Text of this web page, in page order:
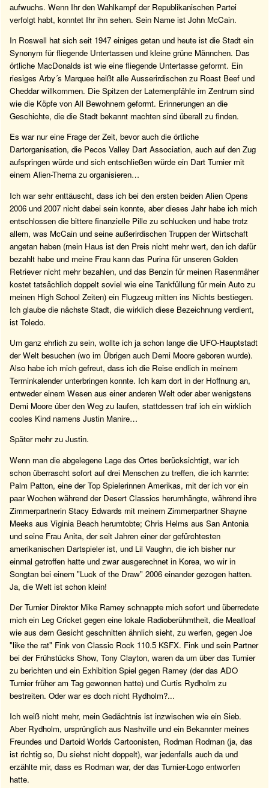
aufwuchs. Wenn Ihr den Wahlkampf der Republikanischen Partei
verfolgt habt, konntet Ihr ihn sehen. Sein Name ist John McCain.
In Roswell hat sich seit 1947 einiges getan und heute ist die Stadt ein
Synonym für fliegende Untertassen und kleine grüne Männchen. Das
örtliche MacDonalds ist wie eine fliegende Untertasse geformt. Ein
riesiges Arby´s Marquee heißt alle Ausserirdischen zu Roast Beef und
Cheddar willkommen. Die Spitzen der Laternenpfähle im Zentrum sind
wie die Köpfe von All Bewohnern geformt. Erinnerungen an die
Geschichte, die die Stadt bekannt machten sind überall zu finden.
Es war nur eine Frage der Zeit, bevor auch die örtliche
Dartorganisation, die Pecos Valley Dart Association, auch auf den Zug
aufspringen würde und sich entschließen würde ein Dart Turnier mit
einem Alien-Thema zu organisieren…
Ich war sehr enttäuscht, dass ich bei den ersten beiden Alien Opens
2006 und 2007 nicht dabei sein konnte, aber dieses Jahr habe ich mich
entschlossen die bittere finanzielle Pille zu schlucken und habe trotz
allem, was McCain und seine außerirdischen Truppen der Wirtschaft
angetan haben (mein Haus ist den Preis nicht mehr wert, den ich dafür
bezahlt habe und meine Frau kann das Purina für unseren Golden
Retriever nicht mehr bezahlen, und das Benzin für meinen Rasenmäher
kostet tatsächlich doppelt soviel wie eine Tankfüllung für mein Auto zu
meinen High School Zeiten) ein Flugzeug mitten ins Nichts bestiegen.
Ich glaube die nächste Stadt, die wirklich diese Bezeichnung verdient,
ist Toledo.
Um ganz ehrlich zu sein, wollte ich ja schon lange die UFO-Hauptstadt
der Welt besuchen (wo im Übrigen auch Demi Moore geboren wurde).
Also habe ich mich gefreut, dass ich die Reise endlich in meinem
Terminkalender unterbringen konnte. Ich kam dort in der Hoffnung an,
entweder einem Wesen aus einer anderen Welt oder aber wenigstens
Demi Moore über den Weg zu laufen, stattdessen traf ich ein wirklich
cooles Kind namens Justin Manire…
Später mehr zu Justin.
Wenn man die abgelegene Lage des Ortes berücksichtigt, war ich
schon überrascht sofort auf drei Menschen zu treffen, die ich kannte:
Palm Patton, eine der Top Spielerinnen Amerikas, mit der ich vor ein
paar Wochen während der Desert Classics herumhängte, während ihre
Zimmerpartnerin Stacy Edwards mit meinem Zimmerpartner Shayne
Meeks aus Viginia Beach herumtobte; Chris Helms aus San Antonia
und seine Frau Anita, der seit Jahren einer der gefürchtesten
amerikanischen Dartspieler ist, und Lil Vaughn, die ich bisher nur
einmal getroffen hatte und zwar ausgerechnet in Korea, wo wir in
Songtan bei einem "Luck of the Draw" 2006 einander gezogen hatten.
Ja, die Welt ist schon klein!
Der Turnier Direktor Mike Ramey schnappte mich sofort und überredete
mich ein Leg Cricket gegen eine lokale Radioberühmtheit, die Meatloaf
wie aus dem Gesicht geschnitten ähnlich sieht, zu werfen, gegen Joe
"like the rat" Fink von Classic Rock 110.5 KSFX. Fink und sein Partner
bei der Frühstücks Show, Tony Clayton, waren da um über das Turnier
zu berichten und ein Exhibition Spiel gegen Ramey (der das ADO
Turnier früher am Tag gewonnen hatte) und Curtis Rydholm zu
bestreiten. Oder war es doch nicht Rydholm?...
Ich weiß nicht mehr, mein Gedächtnis ist inzwischen wie ein Sieb.
Aber Rydholm, ursprünglich aus Nashville und ein Bekannter meines
Freundes und Dartoid Worlds Cartoonisten, Rodman Rodman (ja, das
ist richtig so, Du siehst nicht doppelt), war jedenfalls auch da und
erzählte mir, dass es Rodman war, der das Turnier-Logo entworfen
hatte.